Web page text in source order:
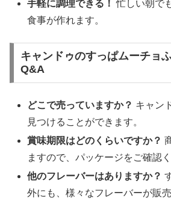
手軽に調理できる！ 忙しい朝で
食事が作れます。
キャンドゥのすっぱムーチョ
Q&A
どこで売っていますか？ キャン
見つけることができます。
賞味期限はどのくらいですか？
ますので、パッケージをご確認く
他のフレーバーはありますか？
外にも、様々なフレーバーが販